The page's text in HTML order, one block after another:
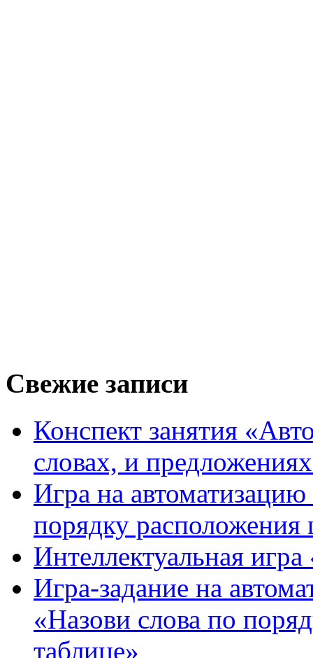
Свежие записи
Конспект занятия
словах, и
Игра на
порядку расположения
Интеллектуальная игра
Игра-задание на
«Назови слова по
таблице»